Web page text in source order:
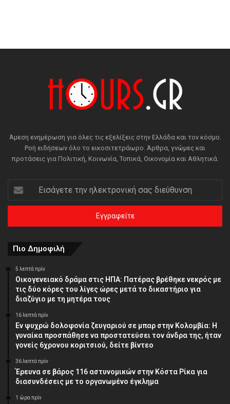
Άμεση ενημέρωση για όλες τις εξελίξεις στην Ελλάδα και τον κόσμο.
Ροή ειδήσεων όλο το εικοσιτετράωρο. Άρθρα, γνώμες και
προτάσεις για Πολιτική, Κοινωνία, Τοπικά, Οικονομία και Αθλητικά.
την
ηλεκτρονική
διεύθυνση
Πιο Δημοφιλή
5 λεπτά πρίν
Οικογενειακό δράμα στις ΗΠΑ: Πατέρας βρέθηκε νεκρός με
τις δύο κόρες του λίγες ώρες μετά το δικαστήριο για
διαζύγιο με τη μητέρα τους
16 λεπτά πρίν
Εν ψυχρώ δολοφονία ζευγαριού σε μπαρ στην Κολομβία: Η
γυναίκα προσπάθησε να προστατεύσει τον άνδρα της, ήταν
γονείς 6χρονου κοριτσιού, δείτε βίντεο
36 λεπτά πρίν
Έρευνα σε βάρος 116 αστυνομικών στην Κόστα Ρίκα για
διασυνδέσεις με το οργανωμένο έγκλημα
1 ώρα πρίν